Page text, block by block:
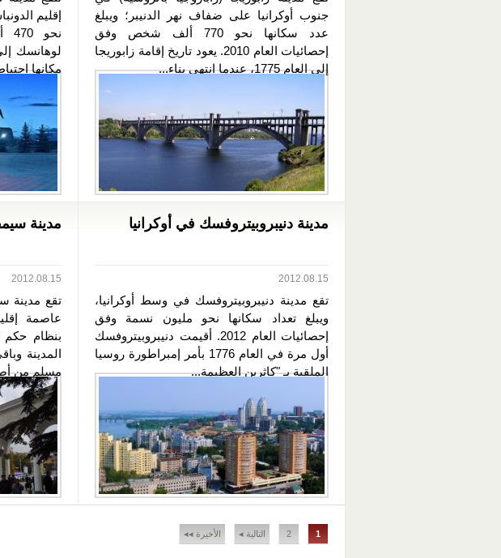
جنوب أوكرانيا على ضفاف نهر الدنيبر؛ ويبلغ
عدد سكانها نحو 770 ألف شخص وفق
إحصائيات العام 2010. يعود تاريخ إقامة زابوريجا
إلى العام 1775، عندما انتهى بناء...
إقليم
مكانها
مدينة دنيبروبيتروفسك في أوكرانيا
2012.08.15
تقع مدينة دنيبروبيتروفسك في وسط أوكرانيا،
ويبلغ تعداد سكانها نحو مليون نسمة وفق
إحصائيات العام 2012. أقيمت دنيبروبيتروفسك
أول مرة في العام 1776 بأمر إمبراطورة روسيا
الملقبة بـ "كاثرين العظيمة...
مدينة
2012.08.15
تقع مدينة
عاصمة
بنظام
مسلم من أصل نحو 2.5
الصفحات
1
2 التالية ◂ الأخيرة ◂◂